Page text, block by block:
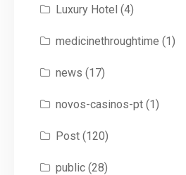
Luxury Hotel (4)
medicinethroughtime (1)
news (17)
novos-casinos-pt(1)
Post(120)
public(28)